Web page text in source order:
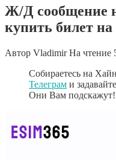
Ж/Д сообщение
купить билет на
Автор Vladimir На чтение
Собираетесь на
Телеграм и
Они Вам подскажут!